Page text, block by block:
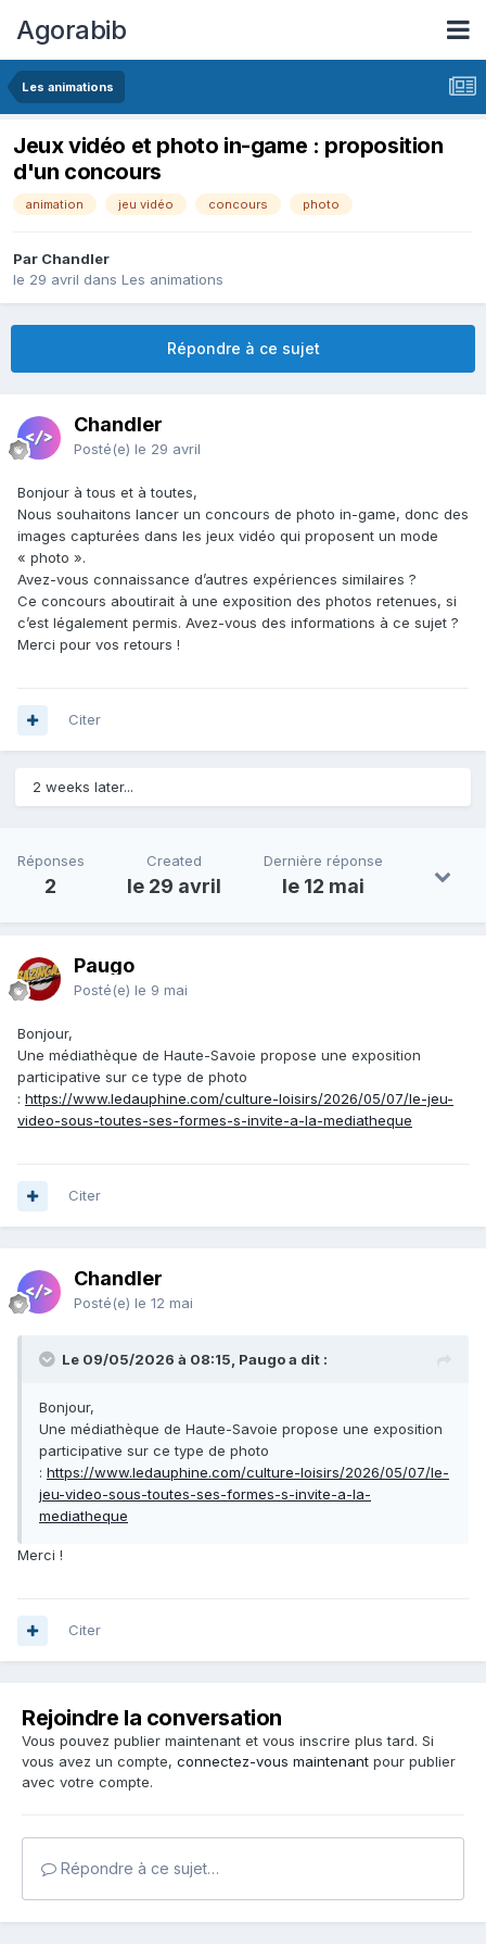
Agorabib
Les animations
Jeux vidéo et photo in-game : proposition
d'un concours
animation jeu vidéo concours photo
Par Chandler
le 29 avril dans Les animations
Répondre à ce sujet
Chandler
Posté(e) le 29 avril
Bonjour à tous et à toutes,
Nous souhaitons lancer un concours de photo in-game, donc des
images capturées dans les jeux vidéo qui proposent un mode
« photo ».
Avez-vous connaissance d’autres expériences similaires ?
Ce concours aboutirait à une exposition des photos retenues, si
c’est légalement permis. Avez-vous des informations à ce sujet ?
Merci pour vos retours !
Citer
2 weeks later...
Réponses
2
Created
le 29 avril
Dernière réponse
le 12 mai
Paugo
Posté(e) le 9 mai
Bonjour,
Une médiathèque de Haute-Savoie propose une exposition
participative sur ce type de photo
: https://www.ledauphine.com/culture-loisirs/2026/05/07/le-jeu-
video-sous-toutes-ses-formes-s-invite-a-la-mediatheque
Citer
Chandler
Posté(e) le 12 mai
Le 09/05/2026 à 08:15, Paugo a dit :
Bonjour,
Une médiathèque de Haute-Savoie propose une exposition
participative sur ce type de photo
: https://www.ledauphine.com/culture-loisirs/2026/05/07/le-
jeu-video-sous-toutes-ses-formes-s-invite-a-la-
mediatheque
Merci !
Citer
Rejoindre la conversation
Vous pouvez publier maintenant et vous inscrire plus tard. Si
vous avez un compte, connectez-vous maintenant pour publier
avec votre compte.
Répondre à ce sujet…